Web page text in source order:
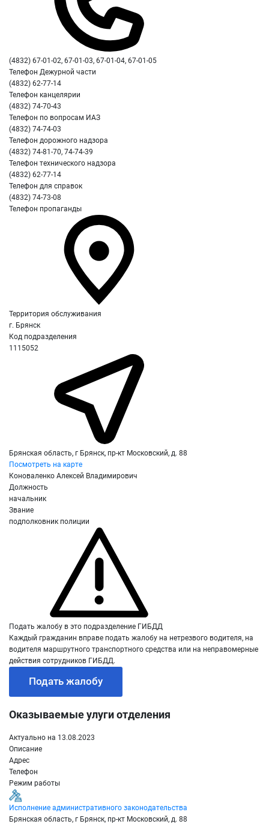
(4832) 67-01-02, 67-01-03, 67-01-04, 67-01-05
Телефон Дежурной части
(4832) 62-77-14
Телефон канцелярии
(4832) 74-70-43
Телефон по вопросам ИАЗ
(4832) 74-74-03
Телефон дорожного надзора
(4832) 74-81-70, 74-74-39
Телефон технического надзора
(4832) 62-77-14
Телефон для справок
(4832) 74-73-08
Телефон пропаганды
Территория обслуживания
г. Брянск
Код подразделения
1115052
Брянская область, г Брянск, пр-кт Московский, д. 88
Посмотреть на карте
Коноваленко Алексей Владимирович
Должность
начальник
Звание
подполковник полиции
Подать жалобу в это подразделение ГИБДД
Каждый гражданин вправе подать жалобу на нетрезвого водителя, на
водителя маршрутного транспортного средства или на неправомерные
действия сотрудников ГИБДД.
Подать жалобу
Оказываемые улуги отделения
Актуально на 13.08.2023
Описание
Адрес
Телефон
Режим работы
Исполнение административного законодательства
Брянская область, г Брянск, пр-кт Московский, д. 88